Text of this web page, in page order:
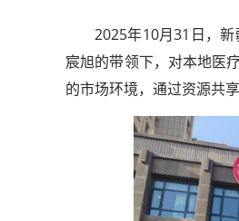
2025年10月31日，
宸旭的带领下，对本地医
的市场环境，通过资源共